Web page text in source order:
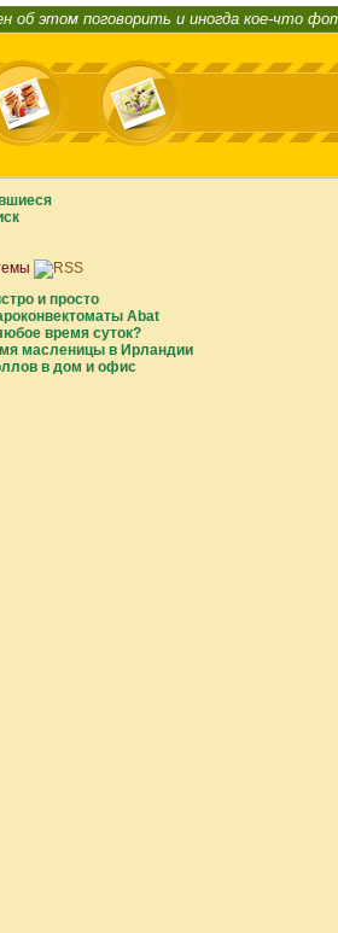
об этом поговорить и иногда кое-что
и просто
Abat
время суток?
масленицы в Ирландии
в дом и офис